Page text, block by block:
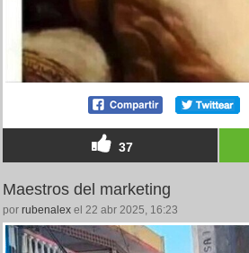
37
Maestros del marketing
por rubenalex el 22 abr 2025, 16:23